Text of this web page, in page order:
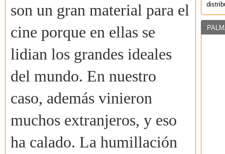
son un gran material para el
cine porque en ellas se
lidian los grandes ideales
del mundo. En nuestro
caso, además vinieron
muchos extranjeros, y eso
ha calado. La humillación